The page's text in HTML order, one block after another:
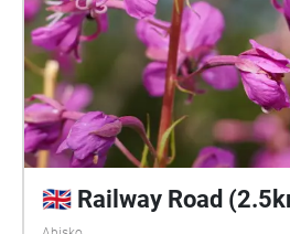
🇬🇧 Railway Road